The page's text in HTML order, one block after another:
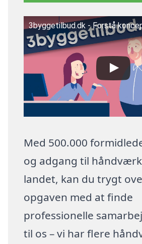
3byggetilbud.dk - Forstå
Med 500.000
og adgang til
landet, kan du trygt
opgaven med at finde
professionelle
til os – vi har flere